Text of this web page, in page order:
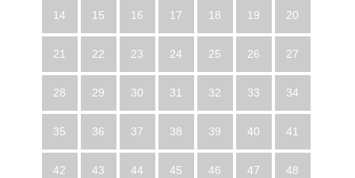
14 15 16 17 18 19 20
21 22 23 24 25 26 27
28 29 30 31 32 33 34
35 36 37 38 39 40 41
42 43 44 45 46 47 48